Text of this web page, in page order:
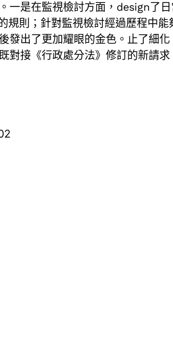
一是在監視檢討方面，design了
規則；針對監視檢討經過歷程中
發出了更加耀眼的金色。止了細
對接《行政處分法》修訂的新請